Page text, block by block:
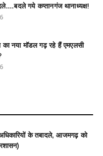
गये कप्तानगंज थानाध्यक्ष!
का नया मॉडल गढ़ रहे हैं एमएलसी
के तबादले, आजमगढ़ को